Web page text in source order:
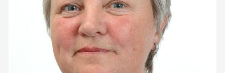
2020
2019
2018